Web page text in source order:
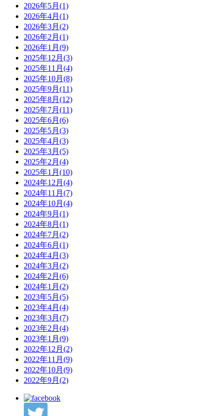
2026年5月(1)
2026年4月(1)
2026年3月(2)
2026年2月(1)
2026年1月(9)
2025年12月(3)
2025年11月(4)
2025年10月(8)
2025年9月(11)
2025年8月(12)
2025年7月(11)
2025年6月(6)
2025年5月(3)
2025年4月(3)
2025年3月(5)
2025年2月(4)
2025年1月(10)
2024年12月(4)
2024年11月(7)
2024年10月(4)
2024年9月(1)
2024年8月(1)
2024年7月(2)
2024年6月(1)
2024年4月(3)
2024年3月(2)
2024年2月(6)
2024年1月(2)
2023年5月(5)
2023年4月(4)
2023年3月(7)
2023年2月(4)
2023年1月(9)
2022年12月(2)
2022年11月(9)
2022年10月(9)
2022年9月(2)